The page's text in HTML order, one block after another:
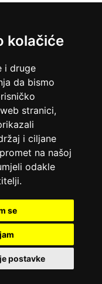
kolačiće
i druge
da bismo
stranici,
i ciljane
na našoj
odakle
se
postavke
forum
Kolačići
disclaimer
: 205391327,
Adress : UL.L.
: Plovdiv, Country :